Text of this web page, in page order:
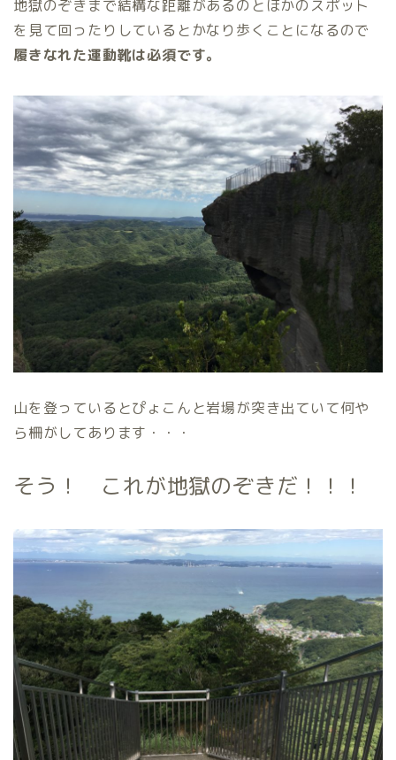
地獄のぞきまで結構な距離があるのとほかのスポット
を見て回ったりしているとかなり歩くことになるので
履きなれた運動靴は必須です。
山を登っているとぴょこんと岩場が突き出ていて何や
ら柵がしてあります・・・
そう！ これが地獄のぞきだ！！！